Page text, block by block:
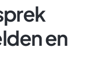
en